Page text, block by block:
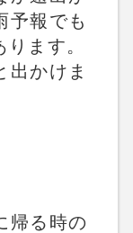
予報でも
ます。
出かけま
帰る時の